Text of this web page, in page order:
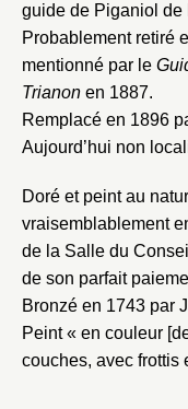
guide de Piganiol de
Probablement retiré
mentionné par le
Trianon en 1887.
Remplacé en 1896
Aujourd’hui non
Doré et peint au
vraisemblablement
de la Salle du
de son parfait
Bronzé en 1743 par
Peint « en couleur
couches, avec frottis
Choix du
notice
Nom du
Connexion
Courriel